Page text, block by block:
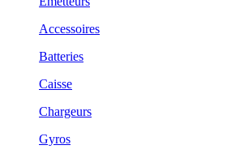
Accessoires
Batteries
Caisse
Chargeurs
Gyros